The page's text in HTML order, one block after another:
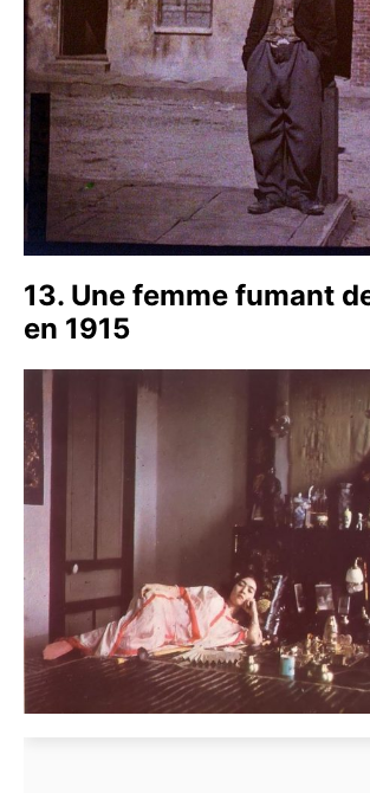
13. Une femme fumant
en 1915